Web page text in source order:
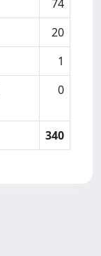
74
20
1
0
340